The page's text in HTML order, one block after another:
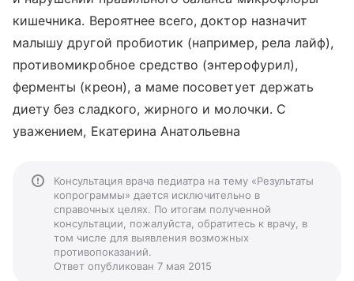
кишечника. Вероятнее всего, доктор назначит
малышу другой пробиотик (например, рела лайф),
противомикробное средство (энтерофурил),
ферменты (креон), а маме посоветует держать
диету без сладкого, жирного и молочки. С
уважением, Екатерина Анатольевна
Консультация врача педиатра на тему «Результаты
копрограммы» дается исключительно в
справочных целях. По итогам полученной
консультации, пожалуйста, обратитесь к врачу, в
том числе для выявления возможных
противопоказаний.
Ответ опубликован 7 мая 2015